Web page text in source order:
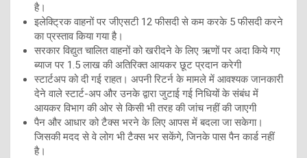
है।
इलेक्ट्रिक वाहनों पर जीएसटी 12 फीसदी से कम करके 5 फीसदी करने
का प्रस्ताव किया गया है।
सरकार विद्युत चालित वाहनों को खरीदने के लिए ऋणों पर अदा किये गए
ब्याज पर 1.5 लाख की अतिरिक्त आयकर छूट प्रदान करेगी
स्टार्टअप को दी गई राहत। अपनी रिटर्न के मामले में आवश्यक जानकारी
देने वाले स्टार्ट-अप और उनके द्वारा जुटाई गई निधियों के संबंध में
आयकर विभाग की ओर से किसी भी तरह की जांच नहीं की जाएगी
पैन और आधार को टैक्स भरने के लिए आपस में बदला जा सकेगा।
जिसकी मदद से वे लोग भी टैक्स भर सकेंगे, जिनके पास पैन कार्ड नहीं
है।